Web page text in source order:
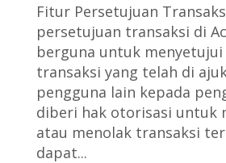
Fitur Persetujuan
persetujuan transaksi di
berguna untuk
transaksi yang telah di
pengguna lain kepada
diberi hak otorisasi untuk
atau menolak transaksi
dapat...